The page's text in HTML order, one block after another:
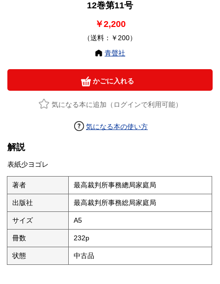
12巻第11号
￥2,200
（送料：￥200）
青聲社
かごに入れる
気になる本に追加（ログインで利用可能）
気になる本の使い方
解説
表紙少ヨゴレ
著者 最高裁判所事務總局家庭局
出版社 最高裁判所事務総局家庭局
サイズ A5
冊数 232p
状態 中古品